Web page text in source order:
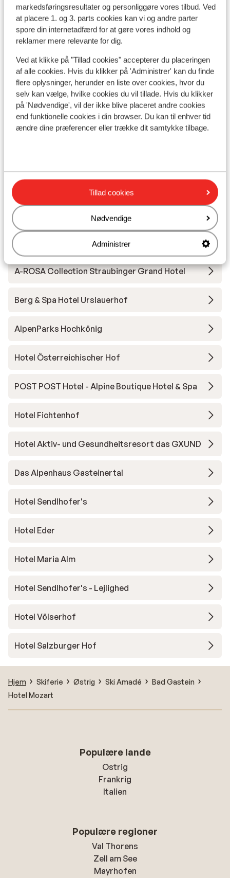
markedsføringsresultater og personliggøre vores tilbud. Ved
at placere 1. og 3. parts cookies kan vi og andre parter
spore din internetadfærd for at gøre vores indhold og
reklamer mere relevante for dig.
Ved at klikke på "Tillad cookies" accepterer du placeringen
af alle cookies. Hvis du klikker på 'Administrer' kan du finde
flere oplysninger, herunder en liste over cookies, hvor du
selv kan vælge, hvilke cookies du vil tillade. Hvis du klikker
på 'Nødvendige', vil der ikke blive placeret andre cookies
end funktionelle cookies i din browser. Du kan til enhver tid
ændre dine præferencer eller trække dit samtykke tilbage.
Tillad cookies
Nødvendige
Administrer
I området
Afstand til centrum: ca. 200 meter
Afstand til lufthavn: Salzburg ca. 95 kilometer
Afstand til togstation ca. 850 meter
Skibus lige fra hotellet
Afstand til skilift ca. 800 meter
Liftkort/skileje/undervisning
Liftkort
Skileje
Andre overnatningssteder i Ski Amadé
More Mountain Suites
A-ROSA Collection Straubinger Grand Hotel
Berg & Spa Hotel Urslauerhof
AlpenParks Hochkönig
Hotel Österreichischer Hof
POST POST Hotel - Alpine Boutique Hotel & Spa
Hotel Fichtenhof
Hotel Aktiv- und Gesundheitsresort das GXUND
Das Alpenhaus Gasteinertal
Hotel Sendlhofer's
Hotel Eder
Hotel Maria Alm
Hotel Sendlhofer's - Lejlighed
Hotel Völserhof
Hotel Salzburger Hof
Hjem Skiferie Østrig Ski Amadé
Bad Gastein
Hotel Mozart
Populære lande
Ostrig
Frankrig
Italien
Populære regioner
Val Thorens
Zell am See
Mayrhofen